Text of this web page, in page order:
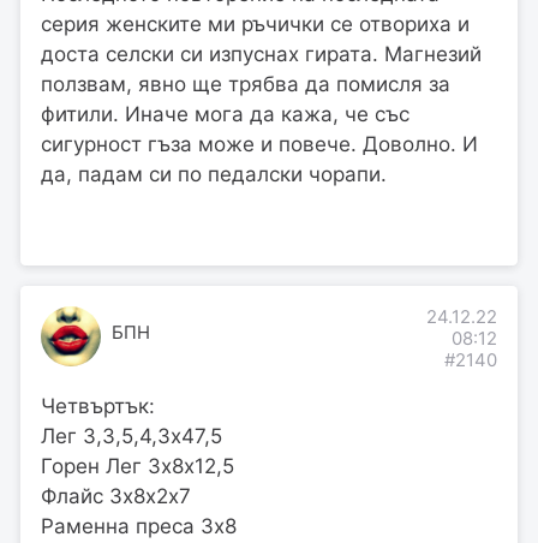
серия женските ми ръчички се отвориха и
доста селски си изпуснах гирата. Магнезий
ползвам, явно ще трябва да помисля за
фитили. Иначе мога да кажа, че със
сигурност гъза може и повече. Доволно. И
да, падам си по педалски чорапи.
БПН
24.12.22
08:12
#2140
Четвъртък:
Лег 3,3,5,4,3х47,5
Горен Лег 3х8х12,5
Флайс 3х8х2х7
Раменна преса 3х8